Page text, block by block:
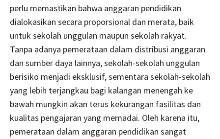
perlu memastikan bahwa anggaran pendidikan
dialokasikan secara proporsional dan merata, baik
untuk sekolah unggulan maupun sekolah rakyat.
Tanpa adanya pemerataan dalam distribusi anggaran
dan sumber daya lainnya, sekolah-sekolah unggulan
berisiko menjadi eksklusif, sementara sekolah-sekolah
yang lebih terjangkau bagi kalangan menengah ke
bawah mungkin akan terus kekurangan fasilitas dan
kualitas pengajaran yang memadai. Oleh karena itu,
pemerataan dalam anggaran pendidikan sangat